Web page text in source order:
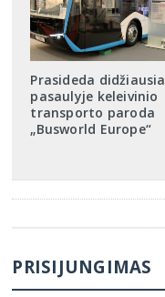
Prasideda didžiausia
pasaulyje keleivinio
transporto paroda
„Busworld Europe“
PRISIJUNGIMAS